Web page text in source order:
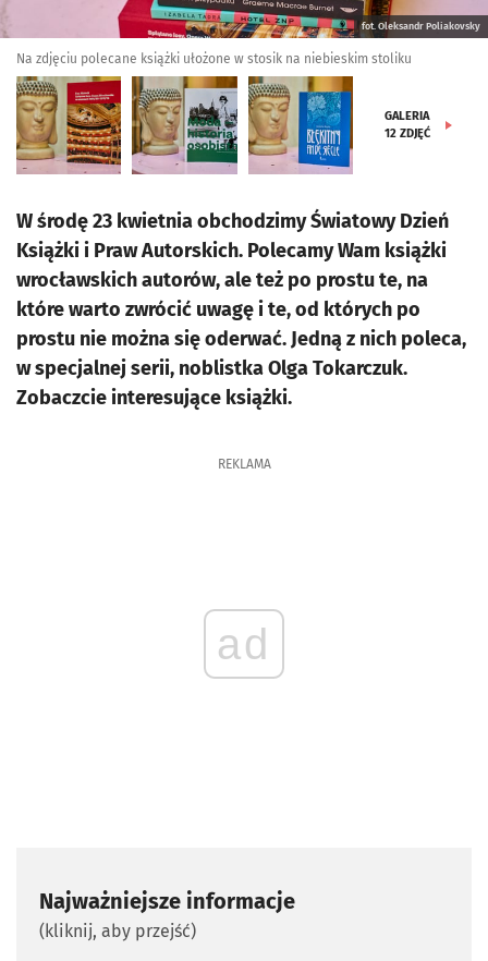
fot. Oleksandr Poliakovsky
Na zdjęciu polecane książki ułożone w stosik na niebieskim stoliku
GALERIA
12 ZDJĘĆ
W środę 23 kwietnia obchodzimy Światowy Dzień
Książki i Praw Autorskich. Polecamy Wam książki
wrocławskich autorów, ale też po prostu te, na
które warto zwrócić uwagę i te, od których po
prostu nie można się oderwać. Jedną z nich poleca,
w specjalnej serii, noblistka Olga Tokarczuk.
Zobaczcie interesujące książki.
REKLAMA
ad
Najważniejsze informacje
(kliknij, aby przejść)